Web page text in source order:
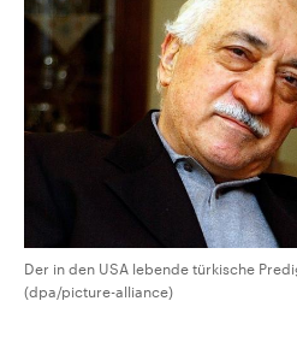
Der in den USA lebende türkische
(dpa/picture-alliance)